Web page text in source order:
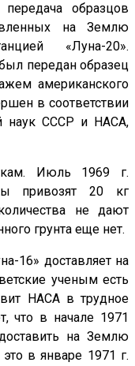
образцов
на Землю
«Луна-20».
передан образец
американского
в соответствии
наук СССР и НАСА,
Июль 1969 г.
привозят 20 кг
не дают
грунта еще нет.
16» доставляет на
ученым есть
НАСА в трудное
что в начале 1971
на Землю
в январе 1971 г.